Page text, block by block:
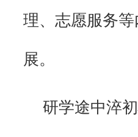
理、志愿服务
展。
研学途中淬